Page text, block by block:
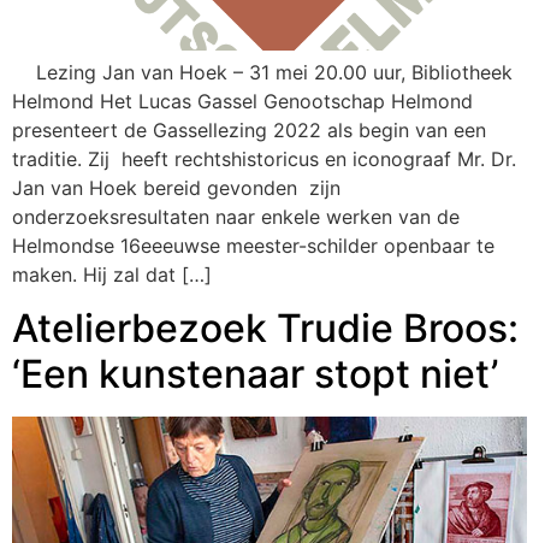
Lezing Jan van Hoek – 31 mei 20.00 uur, Bibliotheek
Helmond Het Lucas Gassel Genootschap Helmond
presenteert de Gassellezing 2022 als begin van een
traditie. Zij heeft rechtshistoricus en iconograaf Mr. Dr.
Jan van Hoek bereid gevonden zijn
onderzoeksresultaten naar enkele werken van de
Helmondse 16eeeuwse meester-schilder openbaar te
maken. Hij zal dat […]
Atelierbezoek Trudie Broos:
‘Een kunstenaar stopt niet’